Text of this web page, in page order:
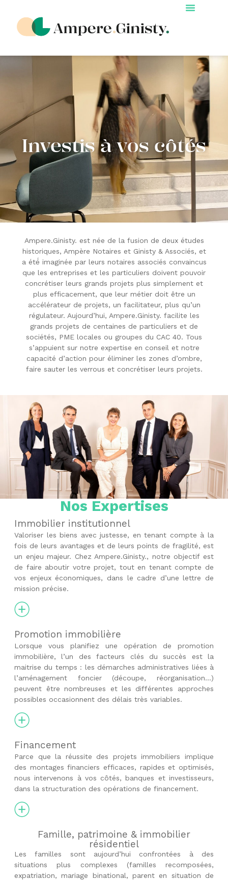
Investis à vos côtés
Ampere.Ginisty. est née de la fusion de deux études
historiques, Ampère Notaires et Ginisty & Associés, et
a été́ imaginée par leurs notaires associés convaincus
que les entreprises et les particuliers doivent pouvoir
concrétiser leurs grands projets plus simplement et
plus efficacement, que leur métier doit être un
accélérateur de projets, un facilitateur, plus qu’un
régulateur. Aujourd’hui, Ampere.Ginisty. facilite les
grands projets de centaines de particuliers et de
sociétés, PME locales ou groupes du CAC 40. Tous
s’appuient sur notre expertise en conseil et notre
capacité d’action pour éliminer les zones d’ombre,
faire sauter les verrous et concrétiser leurs projets.
Nos Expertises
Immobilier institutionnel
Valoriser les biens avec justesse, en tenant compte à la
fois de leurs avantages et de leurs points de fragilité, est
un enjeu majeur. Chez Ampere.Ginisty., notre objectif est
de faire aboutir votre projet, tout en tenant compte de
vos enjeux économiques, dans le cadre d’une lettre de
mission précise.
Promotion immobilière
Lorsque vous planifiez une opération de promotion
immobilière, l’un des facteurs clés du succès est la
maitrise du temps : les démarches administratives liées à
l’aménagement foncier (découpe, réorganisation…)
peuvent être nombreuses et les différentes approches
possibles occasionnent des délais très variables.
Financement
Parce que la réussite des projets immobiliers implique
des montages financiers efficaces, rapides et optimisés,
nous intervenons à vos côtés, banques et investisseurs,
dans la structuration des opérations de financement.
Famille, patrimoine & immobilier
résidentiel
Les familles sont aujourd’hui confrontées à des
situations plus complexes (familles recomposées,
expatriation, mariage binational, parent en situation de